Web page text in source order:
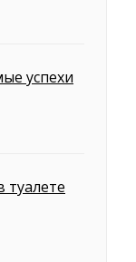
успехи
туалете